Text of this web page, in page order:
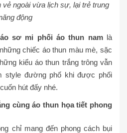
vẻ ngoài vừa lịch sự, lại trẻ trung
động
áo sơ mi phối áo thun nam là
chiếc áo thun màu mè, sặc
kiểu áo thun trắng trông vẫn
style đường phố khi được phối
hút đấy nhé.
cùng áo thun họa tiết phong
chỉ mang đến phong cách bụi